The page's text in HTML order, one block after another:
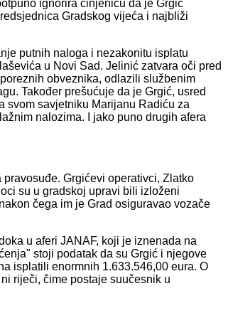
ignorira činjenicu da je Grgić
Gradskog vijeća i najbliži
putnih naloga i nezakonitu isplatu
u Novi Sad. Jelinić zatvara oči pred
obveznika, odlazili službenim
Također prešućuje da je Grgić, usred
svom savjetniku Marijanu Radiću za
nalozima. I jako puno drugih afera
Grgićevi operativci, Zlatko
su u gradskoj upravi bili izloženi
čega im je Grad osiguravao vozače
u aferi JANAF, koji je iznenada na
stoji podatak da su Grgić i njegove
isplatili enormnih 1.633.546,00 eura. O
riječi, čime postaje suučesnik u